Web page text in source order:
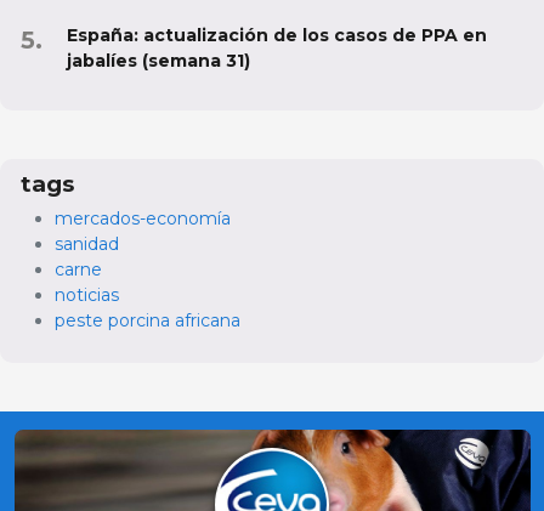
España: actualización de los casos de PPA en
jabalíes (semana 31)
tags
mercados-economía
sanidad
carne
noticias
peste porcina africana